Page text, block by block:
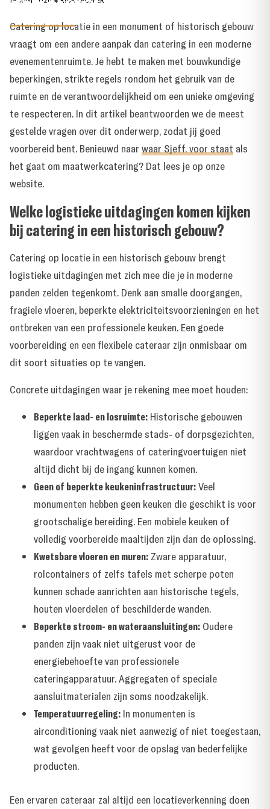
Catering op locatie in een monument of historisch gebouw
vraagt om een andere aanpak dan catering in een moderne
evenementenruimte. Je hebt te maken met bouwkundige
beperkingen, strikte regels rondom het gebruik van de
ruimte en de verantwoordelijkheid om een unieke omgeving
te respecteren. In dit artikel beantwoorden we de meest
gestelde vragen over dit onderwerp, zodat jij goed
voorbereid bent. Benieuwd naar waar Sjeff. voor staat als
het gaat om maatwerkcatering? Dat lees je op onze
website.
Welke logistieke uitdagingen komen kijken
bij catering in een historisch gebouw?
Catering op locatie in een historisch gebouw brengt
logistieke uitdagingen met zich mee die je in moderne
panden zelden tegenkomt. Denk aan smalle doorgangen,
fragiele vloeren, beperkte elektriciteitsvoorzieningen en het
ontbreken van een professionele keuken. Een goede
voorbereiding en een flexibele cateraar zijn onmisbaar om
dit soort situaties op te vangen.
Concrete uitdagingen waar je rekening mee moet houden:
Beperkte laad- en losruimte: Historische gebouwen
liggen vaak in beschermde stads- of dorpsgezichten,
waardoor vrachtwagens of cateringvoertuigen niet
altijd dicht bij de ingang kunnen komen.
Geen of beperkte keukeninfrastructuur:Veel
monumenten hebben geen keuken die geschikt is voor
grootschalige bereiding. Een mobiele keuken of
volledig voorbereide maaltijden zijn dan de oplossing.
Kwetsbare vloeren en muren: Zware apparatuur,
rolcontainers of zelfs tafels met scherpe poten
kunnen schade aanrichten aan historische tegels,
houten vloerdelen of beschilderde wanden.
Beperkte stroom- en wateraansluitingen: Oudere
panden zijn vaak niet uitgerust voor de
energiebehoefte van professionele
cateringapparatuur. Aggregaten of speciale
aansluitmaterialen zijn soms noodzakelijk.
Temperatuurregeling: In monumenten is
airconditioning vaak niet aanwezig of niet toegestaan,
wat gevolgen heeft voor de opslag van bederfelijke
producten.
Een ervaren cateraar zal altijd een locatieverkenning doen